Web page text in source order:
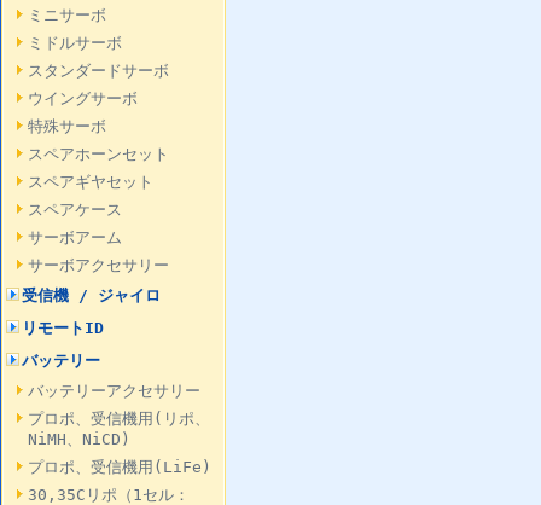
ミニサーボ
ミドルサーボ
スタンダードサーボ
ウイングサーボ
特殊サーボ
スペアホーンセット
スペアギヤセット
スペアケース
サーボアーム
サーボアクセサリー
受信機 / ジャイロ
リモートID
バッテリー
バッテリーアクセサリー
プロポ、受信機用(リポ、
NiMH、NiCD)
プロポ、受信機用(LiFe)
30,35Cリポ（1セル：